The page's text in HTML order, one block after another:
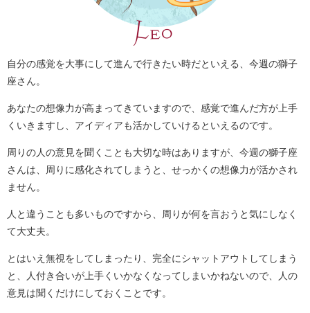
自分の感覚を大事にして進んで行きたい時だといえる、今週の獅子
座さん。
あなたの想像力が高まってきていますので、感覚で進んだ方が上手
くいきますし、アイディアも活かしていけるといえるのです。
周りの人の意見を聞くことも大切な時はありますが、今週の獅子座
さんは、周りに感化されてしまうと、せっかくの想像力が活かされ
ません。
人と違うことも多いものですから、周りが何を言おうと気にしなく
て大丈夫。
とはいえ無視をしてしまったり、完全にシャットアウトしてしまう
と、人付き合いが上手くいかなくなってしまいかねないので、人の
意見は聞くだけにしておくことです。